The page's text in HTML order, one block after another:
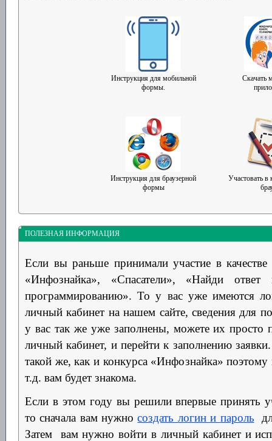
Инструкция для мобильной
формы.
Скачать
Инструкция для браузерной
формы
Участовать в
ПОЛЕЗНАЯ ИНФОРМАЦИЯ
Если вы раньше принимали участие в качестве
«Инфознайка», «Спасатели», «Найди
программированию».То у вас уже имеются
личный кабинет на нашем сайте, сведения для
у вас так же уже заполнены, можете их просто
личный кабинет, иперейти к заполнению
такой же, как и конкурса «Инфознайка» поэтому
т.д. вам будет знакома.
Если в этом году вы решили впервые принять
то сначала вам нужносоздать логин и пароль
Затем
вам нужно войти в личный кабинет и